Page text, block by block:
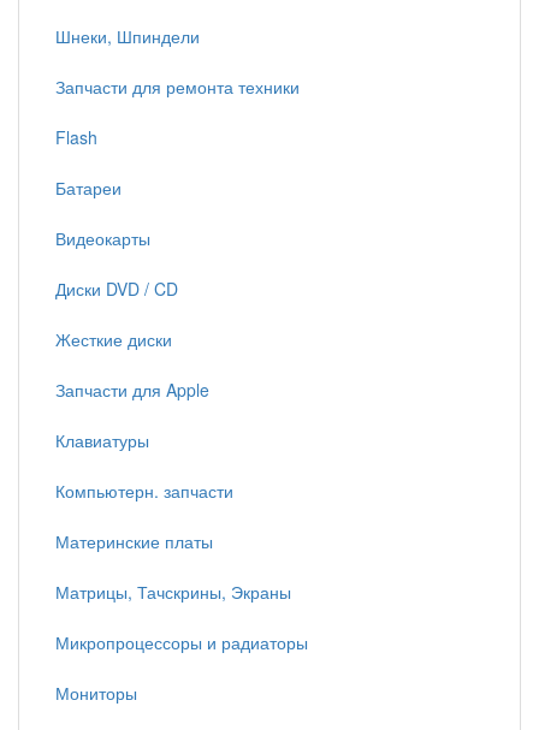
Шнеки, Шпиндели
Запчасти для ремонта техники
Flash
Батареи
Видеокарты
Диски DVD / CD
Жесткие диски
Запчасти для Apple
Клавиатуры
Компьютерн. запчасти
Материнские платы
Матрицы, Тачскрины, Экраны
Микропроцессоры и радиаторы
Мониторы